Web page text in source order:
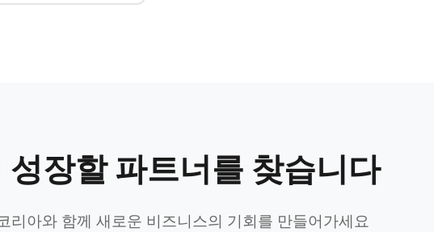
성장할 파트너를 찾습니다
리아와 함께 새로운 비즈니스의 기회를 만들어가세요